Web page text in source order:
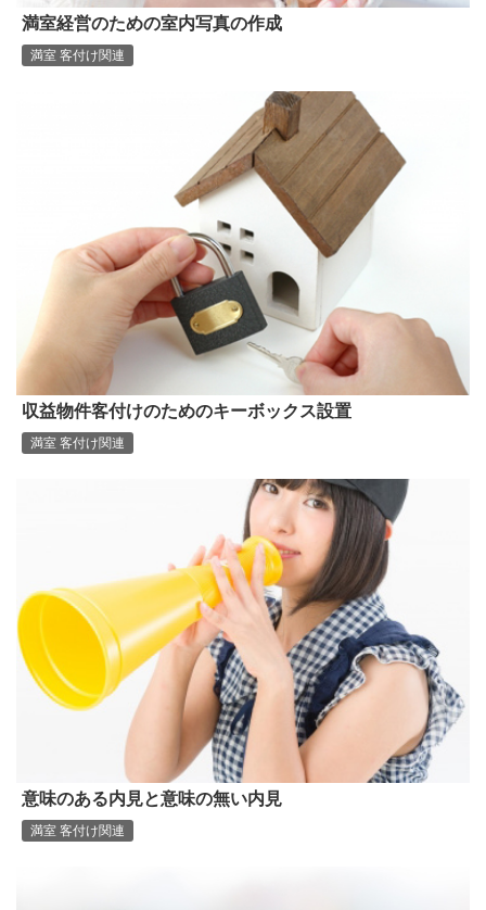
満室経営のための室内写真の作成
満室 客付け関連
収益物件客付けのためのキーボックス設置
満室 客付け関連
意味のある内見と意味の無い内見
満室 客付け関連